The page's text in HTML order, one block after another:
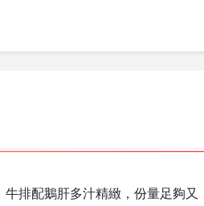
排配鵝肝多汁精緻，份量足夠又